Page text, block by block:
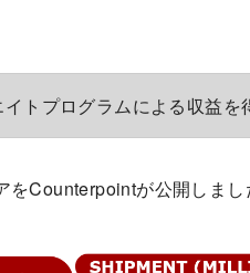
トプログラムによる収益を
Counterpointが公開しまし